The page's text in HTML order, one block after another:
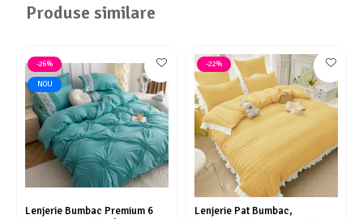
Produse similare
-26%
NOU
Lenjerie Bumbac Premium 6
-22%
Lenjerie Pat Bumbac,